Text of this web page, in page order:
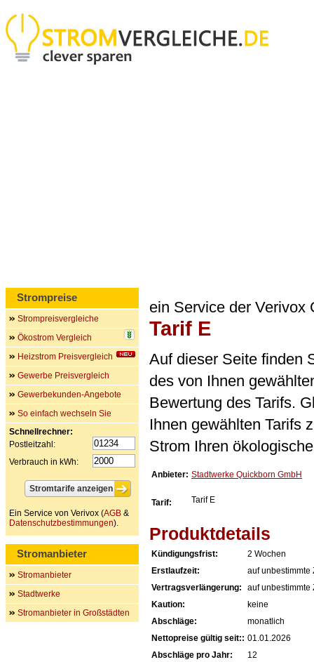
ein Service der Verivox
Tarif E
Auf dieser Seite finden
des von Ihnen
Bewertung des Tarifs.
Ihnen gewählten Tarifs
Strom Ihren
Anbieter: Stadtwerke Quickborn GmbH
Tarif: Tarif E
Produktdetails
Kündigungsfrist:
2 Wochen
Erstlaufzeit:
auf unbestimmte
Vertragsverlängerung:
auf unbestimmte
Kaution:
keine
Abschläge:
monatlich
Nettopreise gültig seit:: 01.01.2026
Abschläge pro Jahr:
12
Strompreise
Strompreisvergleiche
Ökostrom Vergleich
Heizstrom Preisvergleich
Gewerbe Preisvergleich
Gewerbekunden-Angebote
So einfach wechseln Sie
Schnellrechner:
Postleitzahl:
Verbrauch in kWh:
Ein Service von Verivox (AGB &
Datenschutzbestimmungen).
Stromanbieter
Stromanbieter
Stadtwerke
Stromanbieter in Großstädten